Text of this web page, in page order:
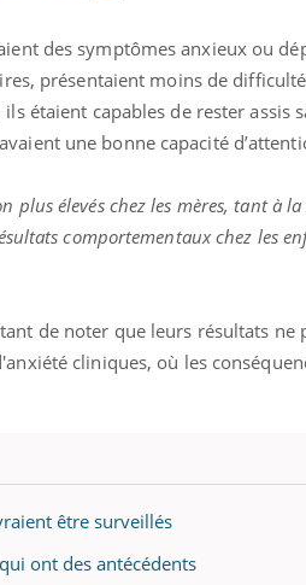
des symptômes anxieux ou
présentaient moins de
ils étaient capables de rester assis
une bonne capacité
plusélevéschez les mères, tant à la
comportementaux chez les
de noter que leurs résultats ne
cliniques, où les
être surveillés
ont des antécédents